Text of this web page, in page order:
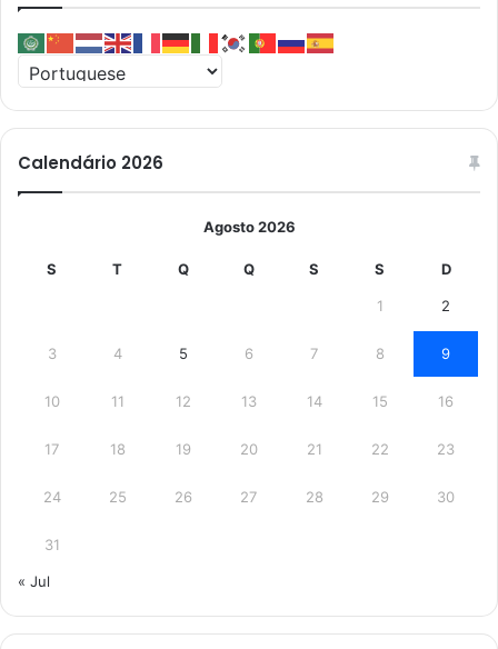
Calendário 2026
Agosto 2026
S T Q Q S S D
1 2
3 4 5 6 7 8 9
10 11 12 13 14 15 16
17 18 19 20 21 22 23
24 25 26 27 28 29 30
31
« Jul